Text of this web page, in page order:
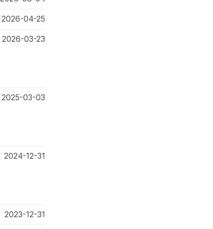
2026-04-25
2026-03-23
2025-03-03
2024-12-31
2023-12-31